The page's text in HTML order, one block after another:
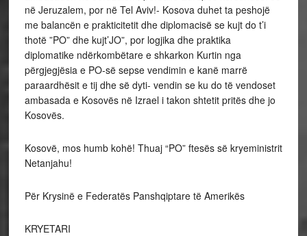
në Jeruzalem, por në Tel Aviv!- Kosova duhet ta peshojë
me balancën e prakticitetit dhe diplomacisë se kujt do t’i
thotë ”PO” dhe kujt’JO”, por logjika dhe praktika
diplomatike ndërkombëtare e shkarkon Kurtin nga
përgjegjësia e PO-së sepse vendimin e kanë marrë
paraardhësit e tij dhe së dyti- vendin se ku do të vendoset
ambasada e Kosovës në Izrael i takon shtetit pritës dhe jo
Kosovës.
Kosovë, mos humb kohë! Thuaj “PO” ftesës së kryeministrit
Netanjahu!
Për Krysinë e Federatës Panshqiptare të Amerikës
KRYETARI